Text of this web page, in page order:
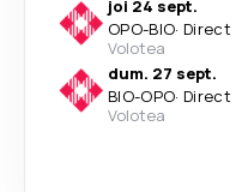
joi 24 sept.
OPO-BIO· Direct
Volotea
dum. 27 sept.
BIO-OPO· Direct
Volotea